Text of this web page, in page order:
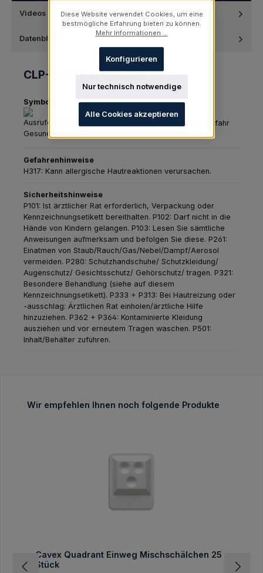
Videos
Datenblätter
CLP-/REACH-Hinweise
Symbole
GHS07 - Ausrufezeichen: Gesundheitsgefahr
Gefahrenhinweise
H317: Kann allergische Hautreaktionen verursachen.
Sicherheitshinweise
P101: Ist ärztlicher Rat erforderlich, Verpackung oder
Kennzeichnungsetikett bereithalten. P102: Darf nicht in die
Hände von Kindern gelangen. P103: Lesen Sie sämtliche
Anweisungen aufmerksam und befolgen Sie diese. P261:
Einatmen von Staub/Rauch/Gas/Nebel/Dampf/Aerosol
vermeiden. P280: Schutzhandschuhe/ Schutzkleidung/
Augenschutz/ Gesichtsschutz/ Gehörschutz/ tragen. P321:
Besondere Behandlung (siehe auf diesem
Kennzeichnungsetikett). P333 + P313: Bei Hautreizung oder
-ausschlag: Ärztlichen Rat einholen/ärztliche Hilfe
hinzuziehen. P362 + P364: Kontaminierte Kleidung
ausziehen und vor erneutem Tragen waschen. P501:
Inhalt/Behälter zuführen.
Produktgalerie überspringen
Wir empfehlen Ihnen noch folgende Produkte
Cavex Quadrant Einweg Mischschälchen 25
Stück
Diese Website verwendet Cookies, um eine
bestmögliche Erfahrung bieten zu können.
Mehr Informationen ...
Nur technisch notwendige
Konfigurieren
Alle Cookies akzeptieren